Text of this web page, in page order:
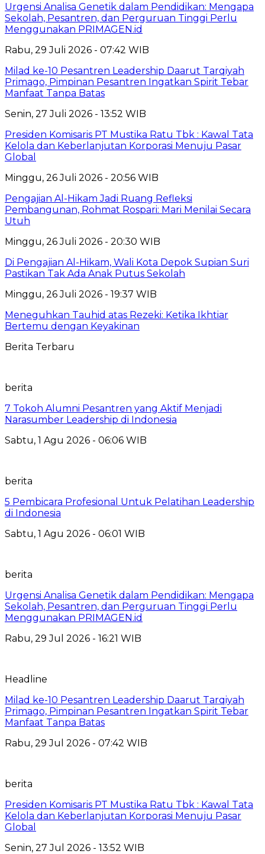
Urgensi Analisa Genetik dalam Pendidikan: Mengapa
Sekolah, Pesantren, dan Perguruan Tinggi Perlu
Menggunakan PRIMAGEN.id
Rabu, 29 Juli 2026 - 07:42 WIB
Milad ke-10 Pesantren Leadership Daarut Tarqiyah
Primago, Pimpinan Pesantren Ingatkan Spirit Tebar
Manfaat Tanpa Batas
Senin, 27 Juli 2026 - 13:52 WIB
Presiden Komisaris PT Mustika Ratu Tbk : Kawal Tata
Kelola dan Keberlanjutan Korporasi Menuju Pasar
Global
Minggu, 26 Juli 2026 - 20:56 WIB
Pengajian Al-Hikam Jadi Ruang Refleksi
Pembangunan, Rohmat Rospari: Mari Menilai Secara
Utuh
Minggu, 26 Juli 2026 - 20:30 WIB
Di Pengajian Al-Hikam, Wali Kota Depok Supian Suri
Pastikan Tak Ada Anak Putus Sekolah
Minggu, 26 Juli 2026 - 19:37 WIB
Meneguhkan Tauhid atas Rezeki: Ketika Ikhtiar
Bertemu dengan Keyakinan
Berita Terbaru
berita
7 Tokoh Alumni Pesantren yang Aktif Menjadi
Narasumber Leadership di Indonesia
Sabtu, 1 Agu 2026 - 06:06 WIB
berita
5 Pembicara Profesional Untuk Pelatihan Leadership
di Indonesia
Sabtu, 1 Agu 2026 - 06:01 WIB
berita
Urgensi Analisa Genetik dalam Pendidikan: Mengapa
Sekolah, Pesantren, dan Perguruan Tinggi Perlu
Menggunakan PRIMAGEN.id
Rabu, 29 Jul 2026 - 16:21 WIB
Headline
Milad ke-10 Pesantren Leadership Daarut Tarqiyah
Primago, Pimpinan Pesantren Ingatkan Spirit Tebar
Manfaat Tanpa Batas
Rabu, 29 Jul 2026 - 07:42 WIB
berita
Presiden Komisaris PT Mustika Ratu Tbk : Kawal Tata
Kelola dan Keberlanjutan Korporasi Menuju Pasar
Global
Senin, 27 Jul 2026 - 13:52 WIB